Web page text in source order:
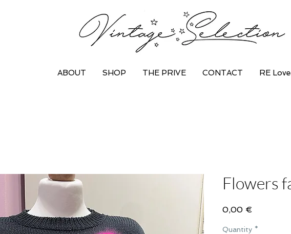
ABOUT SHOP THE PRIVE CONTACT RE
Flowers
0,00 €
Quantity *